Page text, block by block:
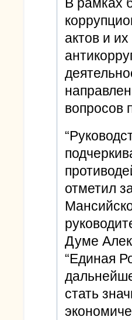
актов и
вопросов
отметил
Думе
“Единая
стать